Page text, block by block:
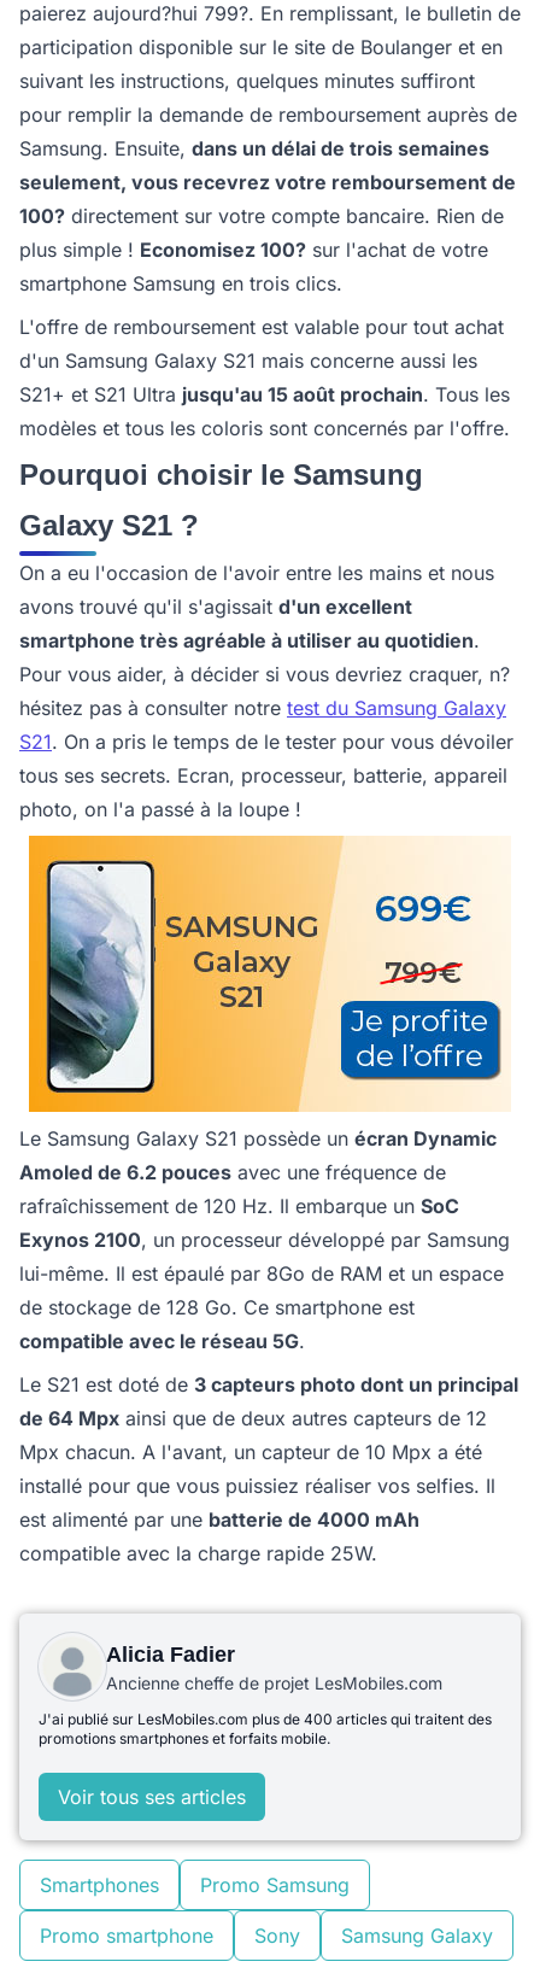
paierez aujourd?hui 799?. En remplissant, le bulletin de
participation disponible sur le site de Boulanger et en
suivant les instructions, quelques minutes suffiront
pour remplir la demande de remboursement auprès de
Samsung. Ensuite, dans un délai de trois semaines
seulement, vous recevrez votre remboursement de
100? directement sur votre compte bancaire. Rien de
plus simple ! Economisez 100? sur l'achat de votre
smartphone Samsung en trois clics.
L'offre de remboursement est valable pour tout achat
d'un Samsung Galaxy S21 mais concerne aussi les
S21+ et S21 Ultra jusqu'au 15 août prochain. Tous les
modèles et tous les coloris sont concernés par l'offre.
Pourquoi choisir le Samsung
Galaxy S21 ?
On a eu l'occasion de l'avoir entre les mains et nous
avons trouvé qu'il s'agissait d'un excellent
smartphone très agréable à utiliser au quotidien.
Pour vous aider, à décider si vous devriez craquer, n?
hésitez pas à consulter notre test du Samsung Galaxy
S21. On a pris le temps de le tester pour vous dévoiler
tous ses secrets. Ecran, processeur, batterie, appareil
photo, on l'a passé à la loupe !
Le Samsung Galaxy S21 possède un écran Dynamic
Amoled de 6.2 pouces avec une fréquence de
rafraîchissement de 120 Hz. Il embarque un SoC
Exynos 2100, un processeur développé par Samsung
lui-même. Il est épaulé par 8Go de RAM et un espace
de stockage de 128 Go. Ce smartphone est
compatible avec le réseau 5G.
Le S21 est doté de 3 capteurs photo dont un principal
de 64 Mpx ainsi que de deux autres capteurs de 12
Mpx chacun. A l'avant, un capteur de 10 Mpx a été
installé pour que vous puissiez réaliser vos selfies. Il
est alimenté par une batterie de 4000 mAh
compatible avec la charge rapide 25W.
Alicia Fadier
Ancienne cheffe de projet LesMobiles.com
J'ai publié sur LesMobiles.com plus de 400 articles qui traitent des
promotions smartphones et forfaits mobile.
Voir tous ses articles
Smartphones Promo Samsung
Promo smartphone Sony Samsung Galaxy